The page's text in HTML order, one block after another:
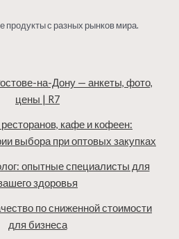
продукты с разных рынков мира.
на-Дону — анкеты, фото,
цены | R7
кафе и кофеен:
выбора при оптовых закупках
опытные специалисты для
здоровья
по сниженной стоимости
для бизнеса